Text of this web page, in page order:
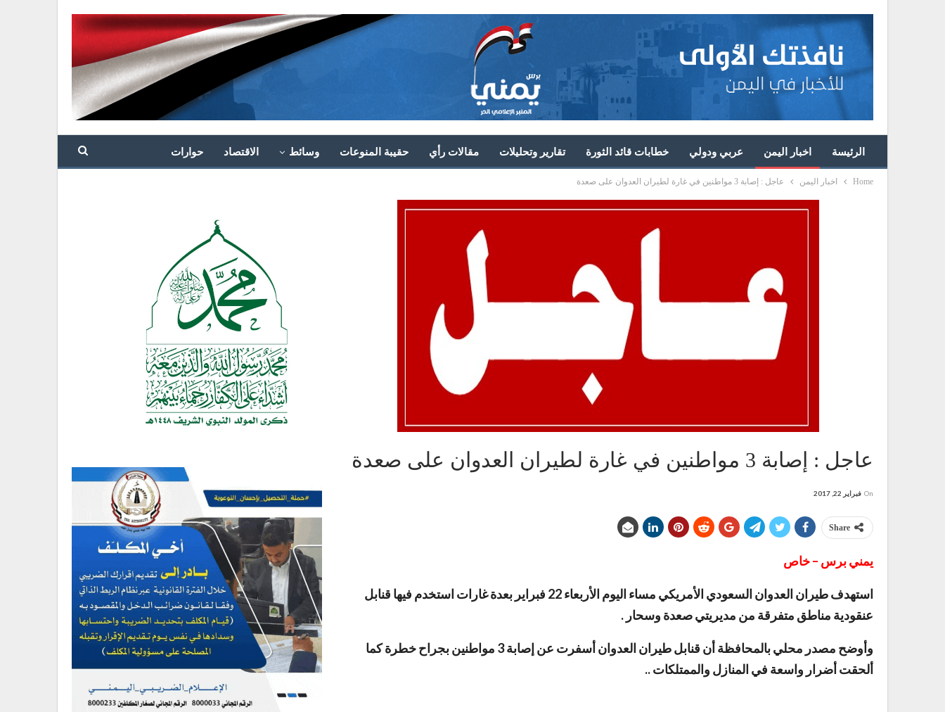
الرئيسة اخبار اليمن عربي ودولي خطابات قائد الثورة تقارير وتحليلات مقالات رأي حقيبة المنوعات وسائط الاقتصاد حوارات
Home اخبار اليمن عاجل : إصابة 3 مواطنين في غارة لطيران العدوان على صعدة
عاجل : إصابة 3 مواطنين في غارة لطيران العدوان على صعدة
On فبراير 22, 2017
Share
يمني برس – خاص
استهدف طيران العدوان السعودي الأمريكي مساء اليوم الأربعاء 22 فبراير بعدة غارات استخدم فيها قنابل
عنقودية مناطق متفرقة من مديريتي صعدة وسحار .
وأوضح مصدر محلي بالمحافظة أن قنابل طيران العدوان أسفرت عن إصابة 3 مواطنين بجراح خطرة كما
ألحقت أضرار واسعة في المنازل والممتلكات ..